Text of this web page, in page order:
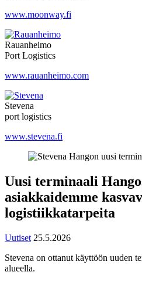
www.moonway.fi
Rauanheimo
Port Logistics
www.rauanheimo.com
Stevena
port logistics
www.stevena.fi
Uusi terminaali
asiakkaidemme
logistiikkatarpeita
Uutiset 25.5.2026
Stevena on ottanut käyttöön uuden
alueella.